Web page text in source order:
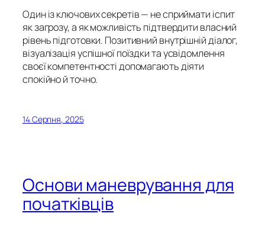
Один із ключових секретів — не сприймати іспит
як загрозу, а як можливість підтвердити власний
рівень підготовки. Позитивний внутрішній діалог,
візуалізація успішної поїздки та усвідомлення
своєї компетентності допомагають діяти
спокійно й точно.
14 Серпня, 2025
Основи маневрування для
початківців